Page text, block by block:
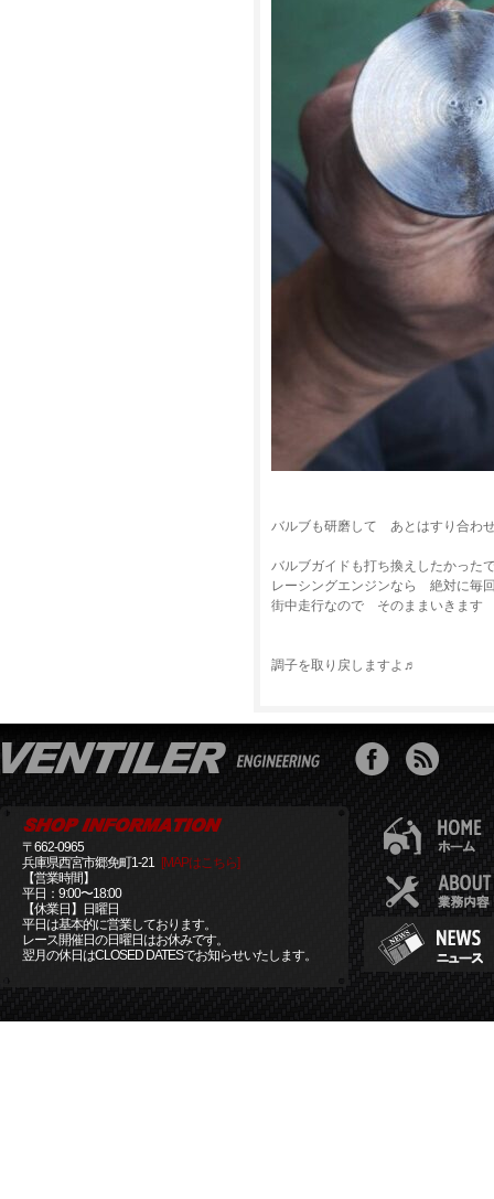
バルブも研磨して あとはすり合わ
バルブガイドも打ち換えしたかっ
レーシングエンジンなら 絶対に毎
街中走行なので そのままいきます
調子を取り戻しますよ♬
〒662-0965
兵庫県西宮市郷免町1-21 [MAPはこちら]
【営業時間】
平日：9:00〜18:00
【休業日】日曜日
平日は基本的に営業しております。
レース開催日の日曜日はお休みです。
翌月の休日はCLOSED DATESでお知らせいたします。